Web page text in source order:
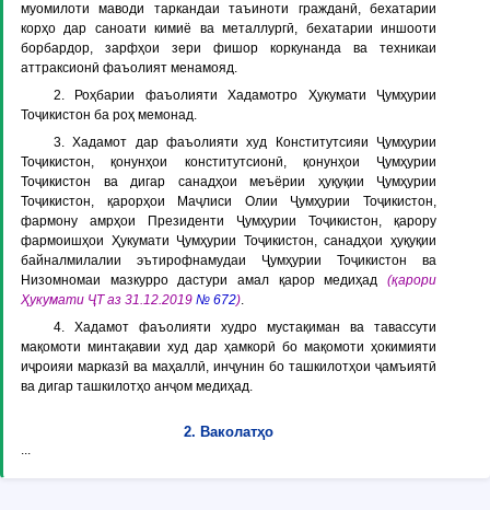
муомилоти маводи таркандаи таъиноти гражданӣ, бехатарии
корҳо дар саноати кимиё ва металлургӣ, бехатарии иншооти
борбардор, зарфҳои зери фишор коркунанда ва техникаи
аттраксионӣ фаъолият менамояд.
2. Роҳбарии фаъолияти Хадамотро Ҳукумати Ҷумҳурии
Тоҷикистон ба роҳ мемонад.
3. Хадамот дар фаъолияти худ Конститутсияи Ҷумҳурии
Тоҷикистон, қонунҳои конститутсионӣ, қонунҳои Ҷумҳурии
Тоҷикистон ва дигар санадҳои меъёрии ҳуқуқии Ҷумҳурии
Тоҷикистон, қарорҳои Маҷлиси Олии Ҷумҳурии Тоҷикистон,
фармону амрҳои Президенти Ҷумҳурии Тоҷикистон, қарору
фармоишҳои Ҳукумати Ҷумҳурии Тоҷикистон, санадҳои ҳуқуқии
байналмилалии эътирофнамудаи Ҷумҳурии Тоҷикистон ва
Низомномаи мазкурро дастури амал қарор медиҳад (қарори
Ҳукумати ҶТ аз 31.12.2019 № 672).
4. Хадамот фаъолияти худро мустақиман ва тавассути
мақомоти минтақавии худ дар ҳамкорӣ бо мақомоти ҳокимияти
иҷроияи марказӣ ва маҳаллӣ, инҷунин бо ташкилотҳои ҷамъиятӣ
ва дигар ташкилотҳо анҷом медиҳад.
2. Ваколатҳо
...